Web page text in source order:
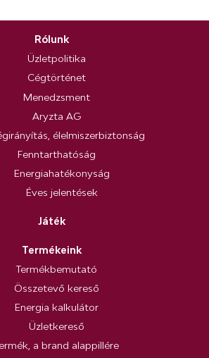
Rólunk
Üzletpolitika
Cégtörténet
Menedzsment
Aryzta AG
élelmiszerbiztonság
Fenntarthatóság
Energiahatékonyság
Éves jelentések
Játék
Termékeink
Termékbemutató
Összetevő kereső
Energia kalkulátor
Üzletkereső
a brand alappillére